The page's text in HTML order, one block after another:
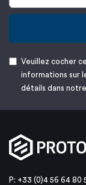
Veuillez cocher
informations sur
détails dans notre
P: +33 (0)4 56 64 80